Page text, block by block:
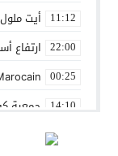
11:12 أيت ملول
22:00 ارتفاع
00:25
14:10 جمعية
12:01